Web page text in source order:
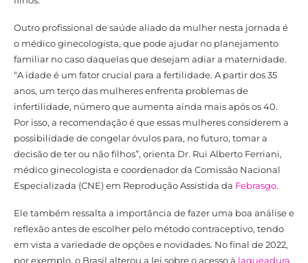
Outro profissional de saúde aliado da mulher nesta jornada é
o médico ginecologista, que pode ajudar no planejamento
familiar no caso daquelas que desejam adiar a maternidade.
“A idade é um fator crucial para a fertilidade. A partir dos 35
anos, um terço das mulheres enfrenta problemas de
infertilidade, número que aumenta ainda mais após os 40.
Por isso, a recomendação é que essas mulheres considerem a
possibilidade de congelar óvulos para, no futuro, tomar a
decisão de ter ou não filhos”, orienta Dr. Rui Alberto Ferriani,
médico ginecologista e coordenador da Comissão Nacional
Especializada (CNE) em Reprodução Assistida da Febrasgo.
Ele também ressalta a importância de fazer uma boa análise e
reflexão antes de escolher pelo método contraceptivo, tendo
em vista a variedade de opções e novidades. No final de 2022,
por exemplo, o Brasil alterou a lei sobre o acesso à laqueadura